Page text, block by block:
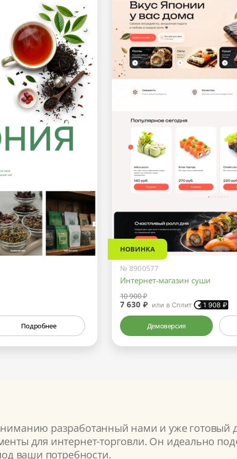
Подробнее
НОВИНКА
№ 8900577
Интернет-магазин суши
10 900 ₽
7 630 ₽ или в Сплит 1 908₽
Демоверсия
разработанный нами и уже готовый
для интернет-торговли. Он идеально
ваши потребности.